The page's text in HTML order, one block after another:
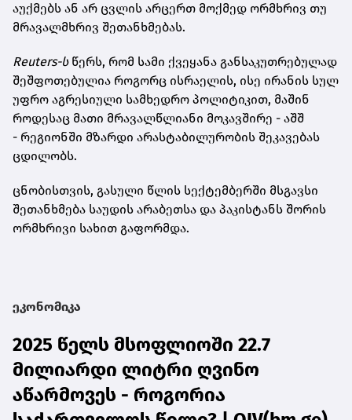
აუქმებს ან არ ცვლის არცერთ მოქმედ ორმხრივ თუ
მრავალმხრივ შეთანხმებას.
Reuters-სწერს, რომ სამი ქვეყანა განსაკუთრებულად
შეშფოთებულია როგორც ისრაელის, ისე ირანის სულ
უფრო აგრესიული სამხედრო პოლიტიკით, მაშინ
როდესაც მათი მრავალწლიანი მოკავშირე - აშშ
- რეგიონში მზარდი არასტაბილურობის შეკავებას
ცდილობს.
ცნობისთვის, გასული წლის სექტემბერში მსგავსი
შეთანხმება საუდის არაბეთსა და პაკისტანს შორის
ორმხრივი სახით გაფორმდა.
ეკონომიკა
2025 წელს მსოფლიოში 22.7
მილიარდი ლიტრი ღვინო
აწარმოვეს - როგორია